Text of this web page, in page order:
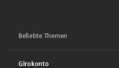
Beliebte Themen
Girokonto